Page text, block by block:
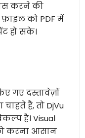
करने की
को PDF में
हो सके।
गए दस्तावेज़ों
हैं, तो DjVu
है। Visual
करना आसान